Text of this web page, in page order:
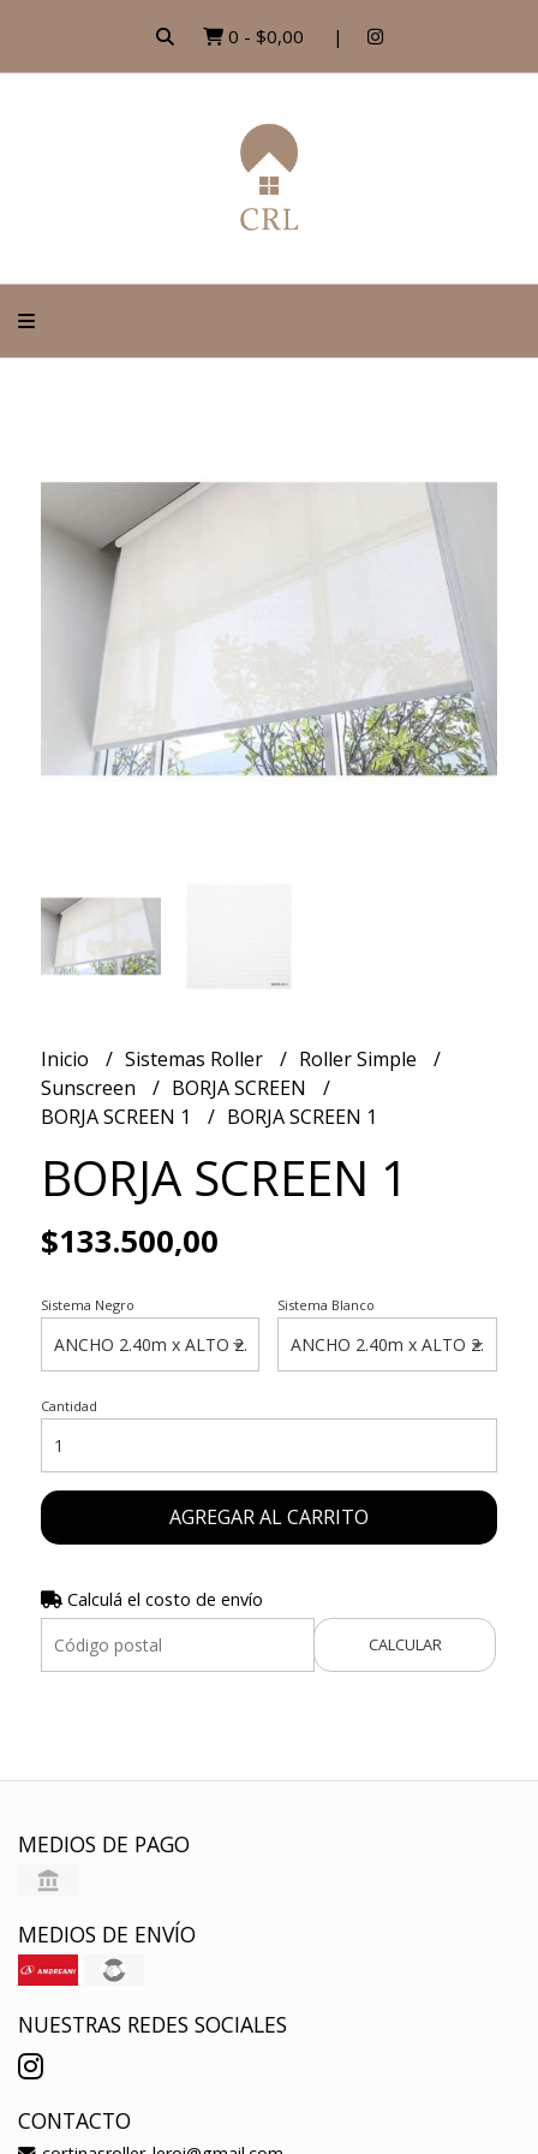
0 - $0,00
Inicio Sistemas Roller
Roller Simple
Sunscreen
BORJA SCREEN
BORJA SCREEN 1
BORJA SCREEN 1
BORJA SCREEN 1
$133.500,00
Sistema Negro Sistema Blanco
Cantidad
AGREGAR AL CARRITO
Calculá el costo de envío
CALCULAR
MEDIOS DE PAGO
MEDIOS DE ENVÍO
NUESTRAS REDES SOCIALES
CONTACTO